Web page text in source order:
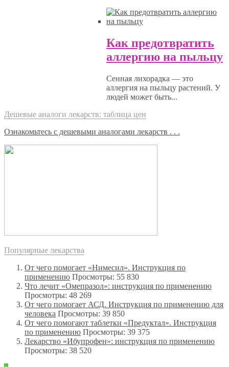
Как предотвратить
аллергию на пыльцу
Сенная лихорадка — это
аллергия на пыльцу растений. У
людей может быть...
Дешевые аналоги лекарств: таблица цен
Ознакомьтесь с дешевыми аналогами лекарств . . .
Популярные лекарства
От чего помогает «Нимесил». Инструкция по
применению Просмотры: 55 830
Что лечит «Омепразол»: инструкция по применению
Просмотры: 48 269
От чего помогает АСД. Инструкция по применению для
человека Просмотры: 39 850
От чего помогают таблетки «Предуктал». Инструкция
по применению Просмотры: 39 375
Лекарство «Ибупрофен»: инструкция по применению
Просмотры: 38 520